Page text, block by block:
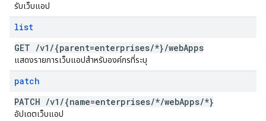
รับเว็บแอป
list
GET /v1 /{parent=enterprises/*}/webApps
แสดงรายการเว็บแอปสำหรับองค์กรที่ระบุ
patch
PATCH /v1 /{name=enterprises/*/webApps/*}
อัปเดตเว็บแอป